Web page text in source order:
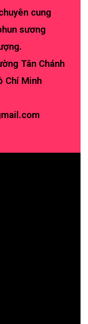
cung
sương
Tân Chánh
Chí Minh